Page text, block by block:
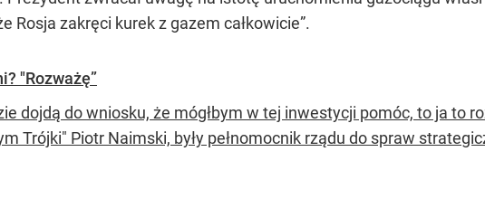
Rosja zakręci kurek z gazem całkowicie”.
"Rozważę”
dojdą do wniosku, że mógłbym w tej inwestycji pomóc, to ja to
Trójki" Piotr Naimski, były pełnomocnik rządu do spraw